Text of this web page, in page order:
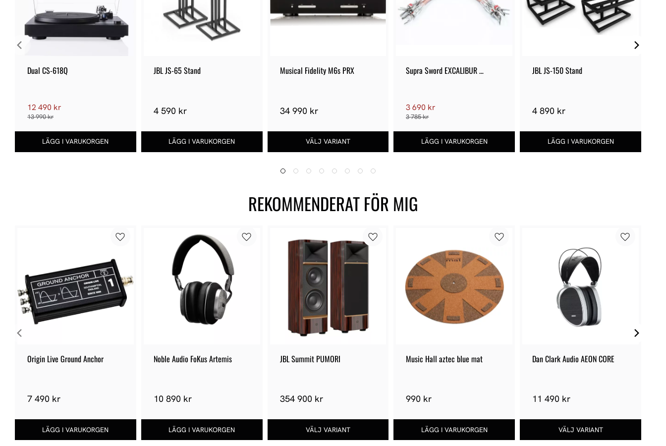
Dual CS-618Q
12 490 kr
13 990 kr
JBL JS-65 Stand
4 590 kr
Musical Fidelity M6s PRX
34 990 kr
Supra Sword EXCALIBUR
3 690 kr
3 785 kr
JBL JS-150 Stand
4 890 kr
REKOMMENDERAT FÖR MIG
Origin Live Ground Anchor
7 490 kr
Noble Audio FoKus Artemis
10 890 kr
JBL Summit PUMORI
354 900 kr
Music Hall aztec blue mat
990 kr
Dan Clark Audio AEON CORE
11 490 kr